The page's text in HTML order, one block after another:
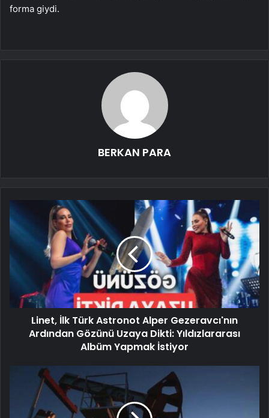
forma giydi.
BERKAN PARA
Linet, İlk Türk Astronot Alper Gezeravcı'nın
Ardından Gözünü Uzaya Dikti: Yıldızlararası
Albüm Yapmak İstiyor